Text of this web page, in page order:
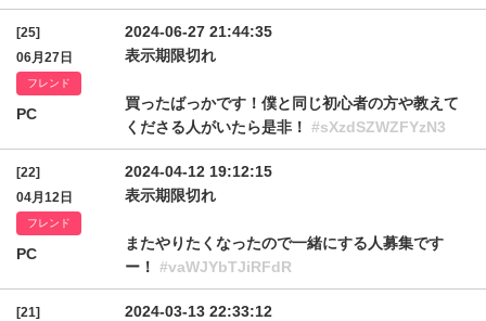
[25]
06月27日
フレンド
PC
2024-06-27 21:44:35
表示期限切れ
買ったばっかです！僕と同じ初心者の方や教えて
くださる人がいたら是非！ #sXzdSZWZFYzN3
[22]
04月12日
フレンド
PC
2024-04-12 19:12:15
表示期限切れ
またやりたくなったので一緒にする人募集です
ー！ #vaWJYbTJiRFdR
[21]
2024-03-13 22:33:12